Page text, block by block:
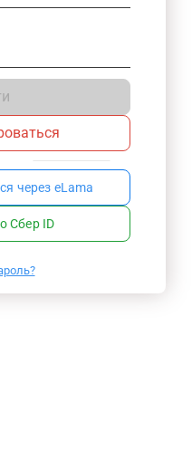
через eLama
Сбер ID